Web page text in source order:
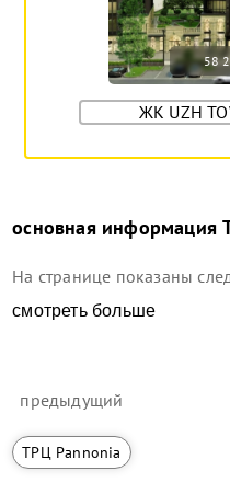
58
ЖК UZH
основная информация
На странице показаны
смотреть больше
предыдущий
ТРЦ Pannonia